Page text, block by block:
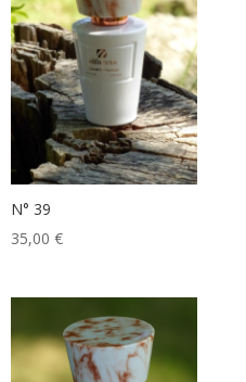
N° 39
35,00€